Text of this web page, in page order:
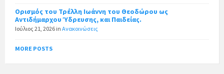
Ορισμός του Τρέλλη Ιωάννη του Θεοδώρου ως
Αντιδήμαρχου Ύδρευσης, και Παιδείας.
Ιούλιος 21, 2026 in Ανακοινώσεις
MORE POSTS